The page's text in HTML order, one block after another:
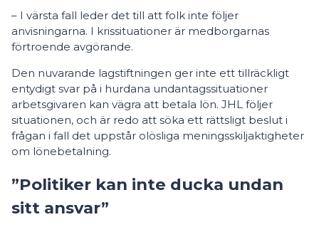
– I värsta fall leder det till att folk inte följer
anvisningarna. I krissituationer är medborgarnas
förtroende avgörande.
Den nuvarande lagstiftningen ger inte ett tillräckligt
entydigt svar på i hurdana undantagssituationer
arbetsgivaren kan vägra att betala lön. JHL följer
situationen, och är redo att söka ett rättsligt beslut i
frågan i fall det uppstår olösliga meningsskiljaktigheter
om lönebetalning.
”Politiker kan inte ducka undan
sitt ansvar”